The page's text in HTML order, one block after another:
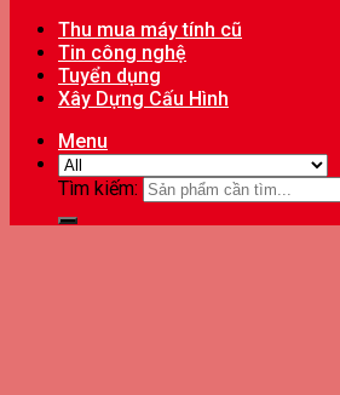
Thu mua máy tính cũ
Tin công nghệ
Tuyển dụng
Xây Dựng Cấu Hình
Menu
Tìm kiếm: